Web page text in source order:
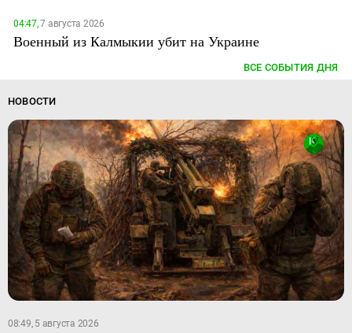
04:47,7 августа 2026
Военный из Калмыкии убит на Украине
ВСЕ СОБЫТИЯ ДНЯ
НОВОСТИ
08:49, 5 августа 2026